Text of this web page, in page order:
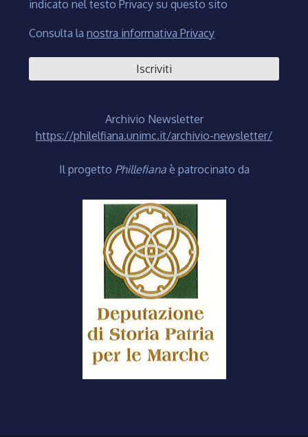
indicato nel testo Privacy su questo sito
Consulta lanostra informativa Privacy
Archivio Newsletter
https://philelfiana.unimc.it/archivio-newsletter/
Il progetto Phillefiana è patrocinato da